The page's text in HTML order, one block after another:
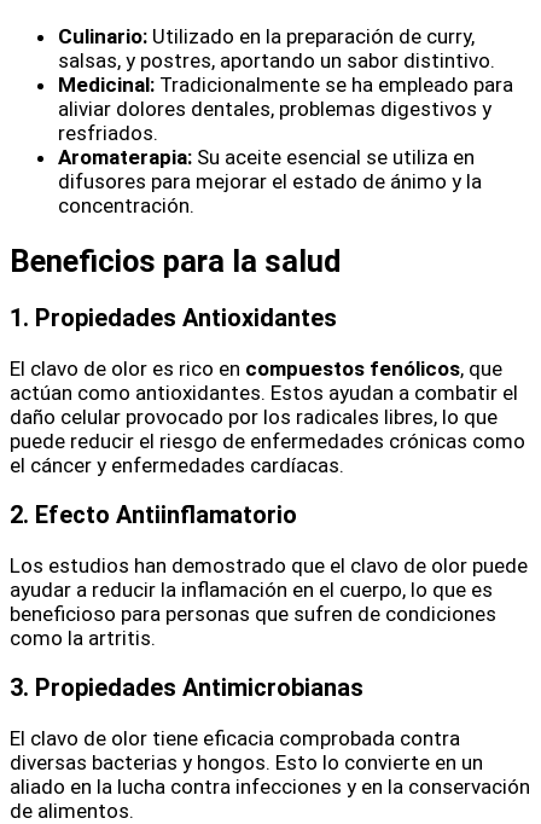
Culinario: Utilizado en la preparación de curry,
salsas, y postres, aportando un sabor distintivo.
Medicinal: Tradicionalmente se ha empleado para
aliviar dolores dentales, problemas digestivos y
resfriados.
Aromaterapia: Su aceite esencial se utiliza en
difusores para mejorar el estado de ánimo y la
concentración.
Beneficios para la salud
1. Propiedades Antioxidantes
El clavo de olor es rico en compuestos fenólicos, que
actúan como antioxidantes. Estos ayudan a combatir el
daño celular provocado por los radicales libres, lo que
puede reducir el riesgo de enfermedades crónicas como
el cáncer y enfermedades cardíacas.
2. Efecto Antiinflamatorio
Los estudios han demostrado que el clavo de olor puede
ayudar a reducir la inflamación en el cuerpo, lo que es
beneficioso para personas que sufren de condiciones
como la artritis.
3. Propiedades Antimicrobianas
El clavo de olor tiene eficacia comprobada contra
diversas bacterias y hongos. Esto lo convierte en un
aliado en la lucha contra infecciones y en la conservación
de alimentos.